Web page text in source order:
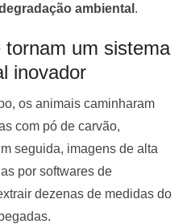
ambiental .
um sistema
inovador
os animais caminharam
com pó de carvão,
seguida, imagens de alta
por softwares de
dezenas de medidas do